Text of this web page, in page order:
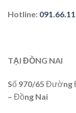
Hotline:
TẠI ĐỒNG NAI
Số 970/65 Đường
– Đồng Nai